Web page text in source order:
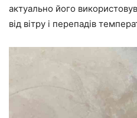
актуально його
від вітру і перепадів